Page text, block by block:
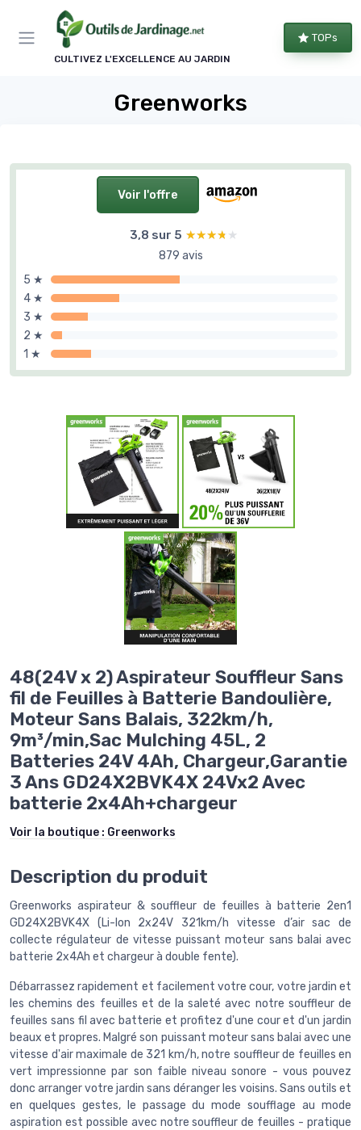
CULTIVEZ L'EXCELLENCE AU JARDIN
TOPs
Greenworks
Voir l'offre
3,8 sur 5 ★★★★★
★★★★★
879 avis
5 ★
4 ★
3 ★
2 ★
1 ★
48(24V x 2) Aspirateur Souffleur Sans
fil de Feuilles à Batterie Bandoulière,
Moteur Sans Balais, 322km/h,
9m³/min,Sac Mulching 45L, 2
Batteries 24V 4Ah, Chargeur,Garantie
3 Ans GD24X2BVK4X 24Vx2 Avec
batterie 2x4Ah+chargeur
Voir la boutique : Greenworks
Description du produit
Greenworks aspirateur & souffleur de feuilles à batterie 2en1
GD24X2BVK4X (Li-Ion 2x24V 321km/h vitesse d’air sac de
collecte régulateur de vitesse puissant moteur sans balai avec
batterie 2x4Ah et chargeur à double fente).
Débarrassez rapidement et facilement votre cour, votre jardin et
les chemins des feuilles et de la saleté avec notre souffleur de
feuilles sans fil avec batterie et profitez d'une cour et d'un jardin
beaux et propres. Malgré son puissant moteur sans balai avec une
vitesse d'air maximale de 321 km/h, notre souffleur de feuilles en
vert impressionne par son faible niveau sonore - vous pouvez
donc arranger votre jardin sans déranger les voisins. Sans outils et
en quelques gestes, le passage du mode soufflage au mode
aspiration est possible avec notre souffleur de feuilles - pratique
Panneau de gestion des cookies